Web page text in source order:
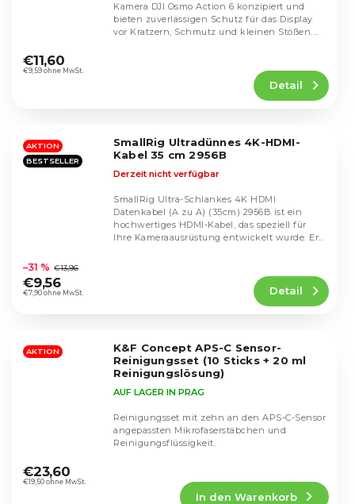
durchschnittliche
Produktbewertung
Sternen.
€9,59 ohne MwSt.
€11,60
Detail
Kamera DJI Osmo Action 6 konzipiert und
bieten zuverlässigen Schutz für das Display
vor Kratzern, Schmutz und kleinen Stößen.
AKTION
BESTSELLER
SmallRig Ultradünnes 4K-HDMI-
Kabel 35 cm 2956B
durchschnittliche
Produktbewertung
ist
Sternen.
Derzeit nicht verfügbar
€7,90 ohne MwSt.
–31 % €13,96
€9,56 Detail
SmallRig Ultra-Schlankes 4K HDMI
Datenkabel (A zu A) (35cm) 2956B ist ein
hochwertiges HDMI-Kabel, das speziell für
Ihre Kameraausrüstung entwickelt wurde. Er
AKTION
K&F Concept APS-C Sensor-
Reinigungsset (10 Sticks + 20 ml
Reinigungslösung)
durchschnittliche
Produktbewertung
AUF LAGER IN PRAG
€19,50 ohne MwSt.
€23,60
In den Warenkorb
Reinigungsset mit zehn an den APS-C-Sensor
angepassten Mikrofaserstäbchen und
Reinigungsflüssigkeit.